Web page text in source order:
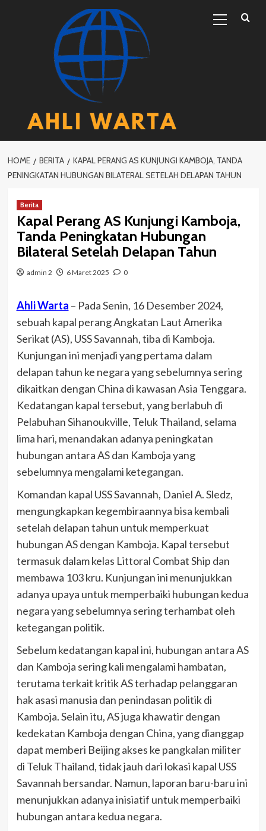
Menu
HOME BERITA
KAPAL PERANG AS KUNJUNGI KAMBOJA, TANDA
PENINGKATAN HUBUNGAN BILATERAL SETELAH DELAPAN TAHUN
Berita
Kapal Perang AS Kunjungi Kamboja,
Tanda Peningkatan Hubungan
Bilateral Setelah Delapan Tahun
admin 2 6 Maret 2025 0
Ahli Warta – Pada Senin, 16 Desember 2024,
sebuah kapal perang Angkatan Laut Amerika
Serikat (AS), USS Savannah, tiba di Kamboja.
Kunjungan ini menjadi yang pertama dalam
delapan tahun ke negara yang sebelumnya sering
dikaitkan dengan China di kawasan Asia Tenggara.
Kedatangan kapal tersebut, yang berlabuh di
Pelabuhan Sihanoukville, Teluk Thailand, selama
lima hari, menandakan adanya peningkatan
hubungan antara AS dan Kamboja yang
sebelumnya mengalami ketegangan.
Komandan kapal USS Savannah, Daniel A. Sledz,
mengungkapkan kegembiraannya bisa kembali
setelah delapan tahun untuk memperkuat
hubungan AS dengan Kamboja. Kapal tersebut
termasuk dalam kelas Littoral Combat Ship dan
membawa 103 kru. Kunjungan ini menunjukkan
adanya upaya untuk memperbaiki hubungan kedua
negara yang sebelumnya sering terhambat oleh
ketegangan politik.
Sebelum kedatangan kapal ini, hubungan antara AS
dan Kamboja sering kali mengalami hambatan,
terutama terkait kritik AS terhadap pelanggaran
hak asasi manusia dan penindasan politik di
Kamboja. Selain itu, AS juga khawatir dengan
kedekatan Kamboja dengan China, yang dianggap
dapat memberi Beijing akses ke pangkalan militer
di Teluk Thailand, tidak jauh dari lokasi kapal USS
Savannah bersandar. Namun, laporan baru-baru ini
menunjukkan adanya inisiatif untuk memperbaiki
hubungan antara kedua negara.